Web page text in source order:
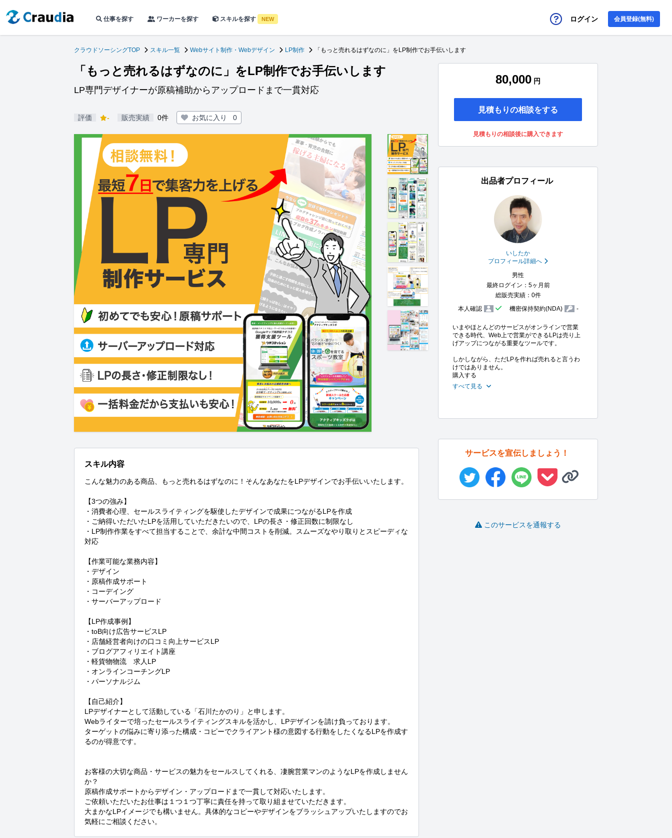
仕事を探す ワーカーを探す スキルを探す NEW ログイン 会員登録(無料)
クラウドソーシングTOP スキル一覧 Webサイト制作・Webデザイン LP制作 「もっと売れるはずなのに」をLP制作でお手伝いします
「もっと売れるはずなのに」をLP制作でお手伝いします
LP専門デザイナーが原稿補助からアップロードまで一貫対応
評価 - 販売実績 0件 お気に入り 0
スキル内容
こんな魅力のある商品、もっと売れるはずなのに！そんなあなたをLPデザインでお手伝いいたします。
【3つの強み】
・消費者心理、セールスライティングを駆使したデザインで成果につながるLPを作成
・ご納得いただいたLPを活用していただきたいので、LPの長さ・修正回数に制限なし
・LP制作作業をすべて担当することで、余計な中間コストを削減。スムーズなやり取りとスピーディな
対応
【作業可能な業務内容】
・デザイン
・原稿作成サポート
・コーデイング
・サーバーアップロード
【LP作成事例】
・toB向け広告サービスLP
・店舗経営者向けの口コミ向上サービスLP
・ブログアフィリエイト講座
・軽貨物物流　求人LP
・オンラインコーチングLP
・パーソナルジム
【自己紹介】
LPデザイナーとして活動している「石川たかのり」と申します。
Webライターで培ったセールスライティングスキルを活かし、LPデザインを請け負っております。
ターゲットの悩みに寄り添った構成・コピーでクライアント様の意図する行動をしたくなるLPを作成す
るのが得意です。
お客様の大切な商品・サービスの魅力をセールスしてくれる、凄腕営業マンのようなLPを作成しません
か？
原稿作成サポートからデザイン・アップロードまで一貫して対応いたします。
ご依頼いただいたお仕事は１つ１つ丁寧に責任を持って取り組ませていただきます。
大まかなLPイメージでも構いません。具体的なコピーやデザインをブラッシュアップいたしますのでお
気軽にご相談ください。
80,000 円
見積もりの相談をする
見積もりの相談後に購入できます
出品者プロフィール
いしたか
プロフィール詳細へ
男性
最終ログイン：5ヶ月前
総販売実績：0件
本人確認
機密保持契約(NDA) -
いまやほとんどのサービスがオンラインで営業
できる時代、Web上で営業ができるLPは売り上
げアップにつながる重要なツールです。
しかしながら、ただLPを作れば売れると言うわ
けではありません。
購入する
すべて見る
サービスを宣伝しましょう！
このサービスを通報する